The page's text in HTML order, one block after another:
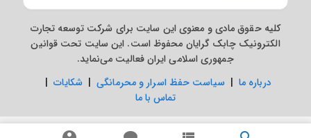
کلیه حقوق مادی و معنوی این سایت برای شرکت توسعه تجارت
الکترونیک چابک گرایان محفوظ است. این سایت تحت قوانین
جمهوری اسلامی ایران فعالیت می‌نماید.
درباره ما | سیاست حفظ اسرار و محرمانگی | شکایات |
تماس با ما